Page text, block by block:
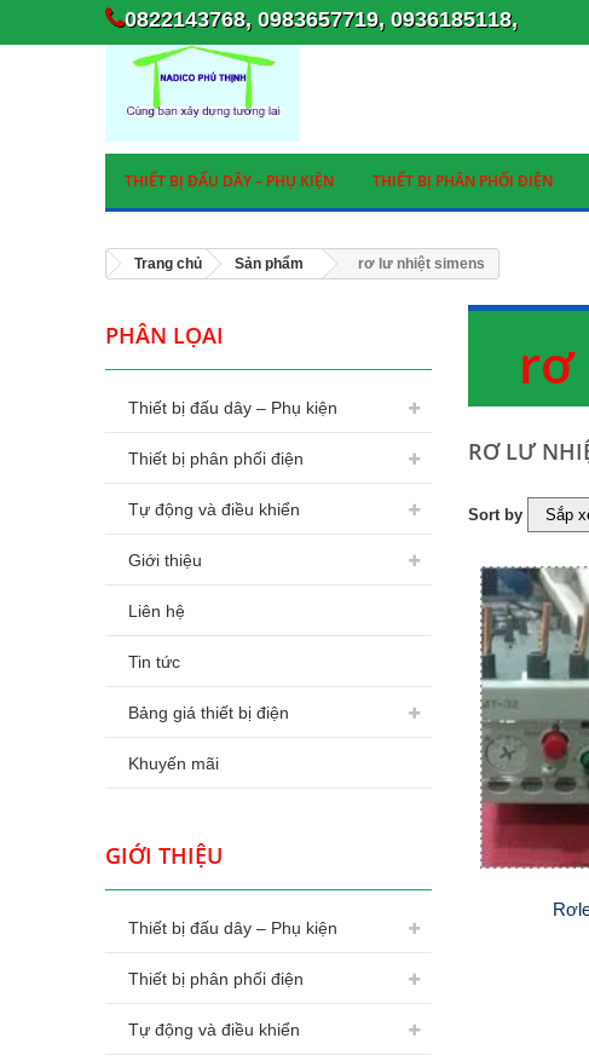
0822143768, 0983657719, 0936185118,
THIẾT BỊ ĐẤU DÂY – PHỤ KIỆN THIẾT BỊ PHÂN PHỐI ĐIỆN
Trang chủ Sản phẩm rơ lư nhiệt simens
PHÂN LỌAI
Thiết bị đấu dây – Phụ kiện
Thiết bị phân phối điện
Tự động và điều khiển
Giới thiệu
Liên hệ
Tin tức
Bảng giá thiết bị điện
Khuyến mãi
GIỚI THIỆU
Thiết bị đấu dây – Phụ kiện
Thiết bị phân phối điện
Tự động và điều khiển
rơ
RƠ LƯ
Sort by